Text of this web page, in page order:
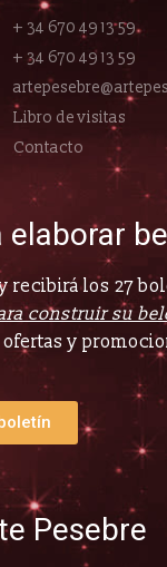
+ 34 670 49 13 59
+ 34 670 49 13 59
Libro de visitas
Contacto
recibirá los 27
construir su
y
Pesebre